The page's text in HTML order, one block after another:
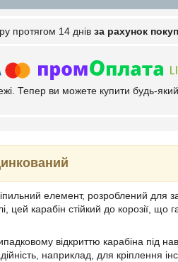
протягом 14 днів за рахунок
Тепер ви можете купити будь-
елемент, розроблений для
цей карабін стійкий до корозії, що
відкриттю карабіна під
наприклад, для кріплення